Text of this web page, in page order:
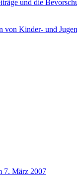
und die
von Kinder- und
7. März 2007